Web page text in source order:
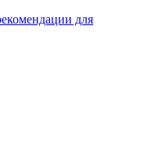
для